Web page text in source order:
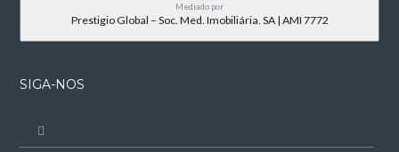
Mediado por
Prestigio Global – Soc. Med. Imobiliária. SA | AMI 7772
SIGA-NOS